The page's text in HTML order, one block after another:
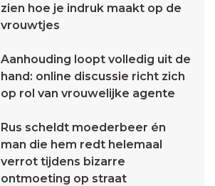
zien hoe je indruk maakt op de
vrouwtjes
Aanhouding loopt volledig uit de
hand: online discussie richt zich
op rol van vrouwelijke agente
Rus scheldt moederbeer én
man die hem redt helemaal
verrot tijdens bizarre
ontmoeting op straat